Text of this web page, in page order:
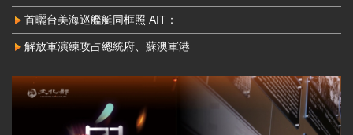
首曬台美海巡艦艇同框照 AIT：
解放軍演練攻占總統府、蘇澳軍港